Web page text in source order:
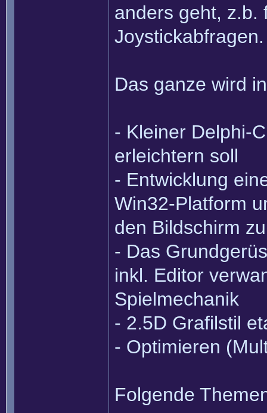
anders geht, z.b.
Joystickabfragen.
Das ganze wird
- Kleiner Delphi-
erleichtern soll
- Entwicklung
Win32-Platform
den Bildschirm
- Das
inkl. Editor
Spielmechanik
- 2.5D Grafilstil
- Optimieren
Folgende